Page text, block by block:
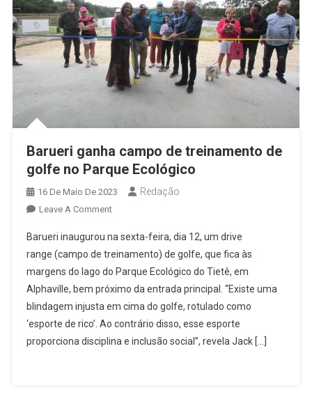
SESC
E
Parque
Ecológico
Osasco
Barueri ganha campo de treinamento de
golfe no Parque Ecológico
16 De Maio De 2023 Redação
Leave A CommentOn
Ganha
Campo
De
Treinamento
De
Golfe
Barueri inaugurou na sexta-feira, dia 12, um drive
range (campo de treinamento) de golfe, que fica às
margens do lago do Parque Ecológico do Tietê, em
Alphaville, bem próximo da entrada principal. “Existe uma
blindagem injusta em cima do golfe, rotulado como
‘esporte de rico’. Ao contrário disso, esse esporte
proporciona disciplina e inclusão social”, revela Jack […]